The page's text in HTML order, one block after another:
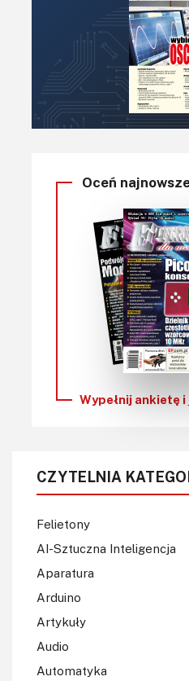
Oceń
Wypełnij ankietę i
CZYTELNIA
Felietony
AI-Sztuczna Inteligencja
Aparatura
Arduino
Artykuły
Audio
Automatyka